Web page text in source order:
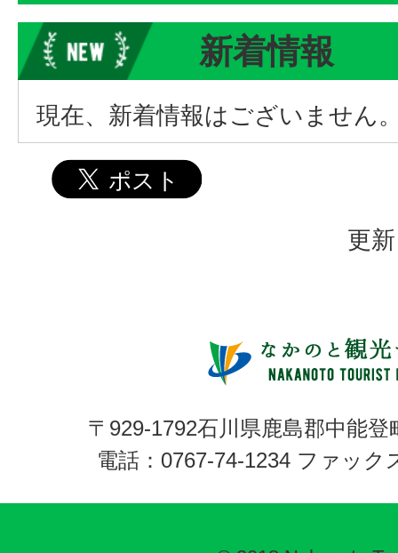
新着情報
現在、新着情報はございません
更
〒929-1792石川県鹿島郡中能登
電話：0767-74-1234 ファック